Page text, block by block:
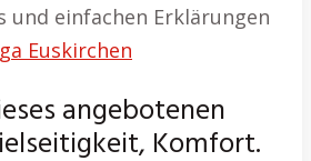
und einfachen Erklärungen
Euskirchen
angebotenen
Komfort.